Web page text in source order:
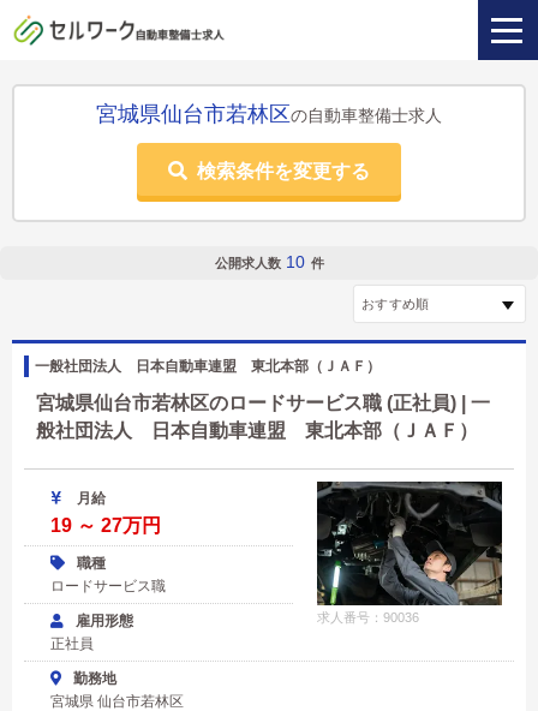
宮城県仙台市若林区の自動車整備士求人
検索条件を変更する
公開求人数 10 件
一般社団法人 日本自動車連盟 東北本部（ＪＡＦ）
宮城県仙台市若林区のロードサービス職 (正社員) | 一
般社団法人 日本自動車連盟 東北本部（ＪＡＦ）
求人番号：90036
月給
19 ～ 27万円
職種
ロードサービス職
雇用形態
正社員
勤務地
宮城県 仙台市若林区